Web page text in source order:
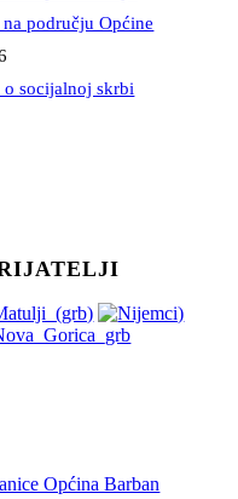
području Općine
o socijalnoj skrbi
Općina Barban